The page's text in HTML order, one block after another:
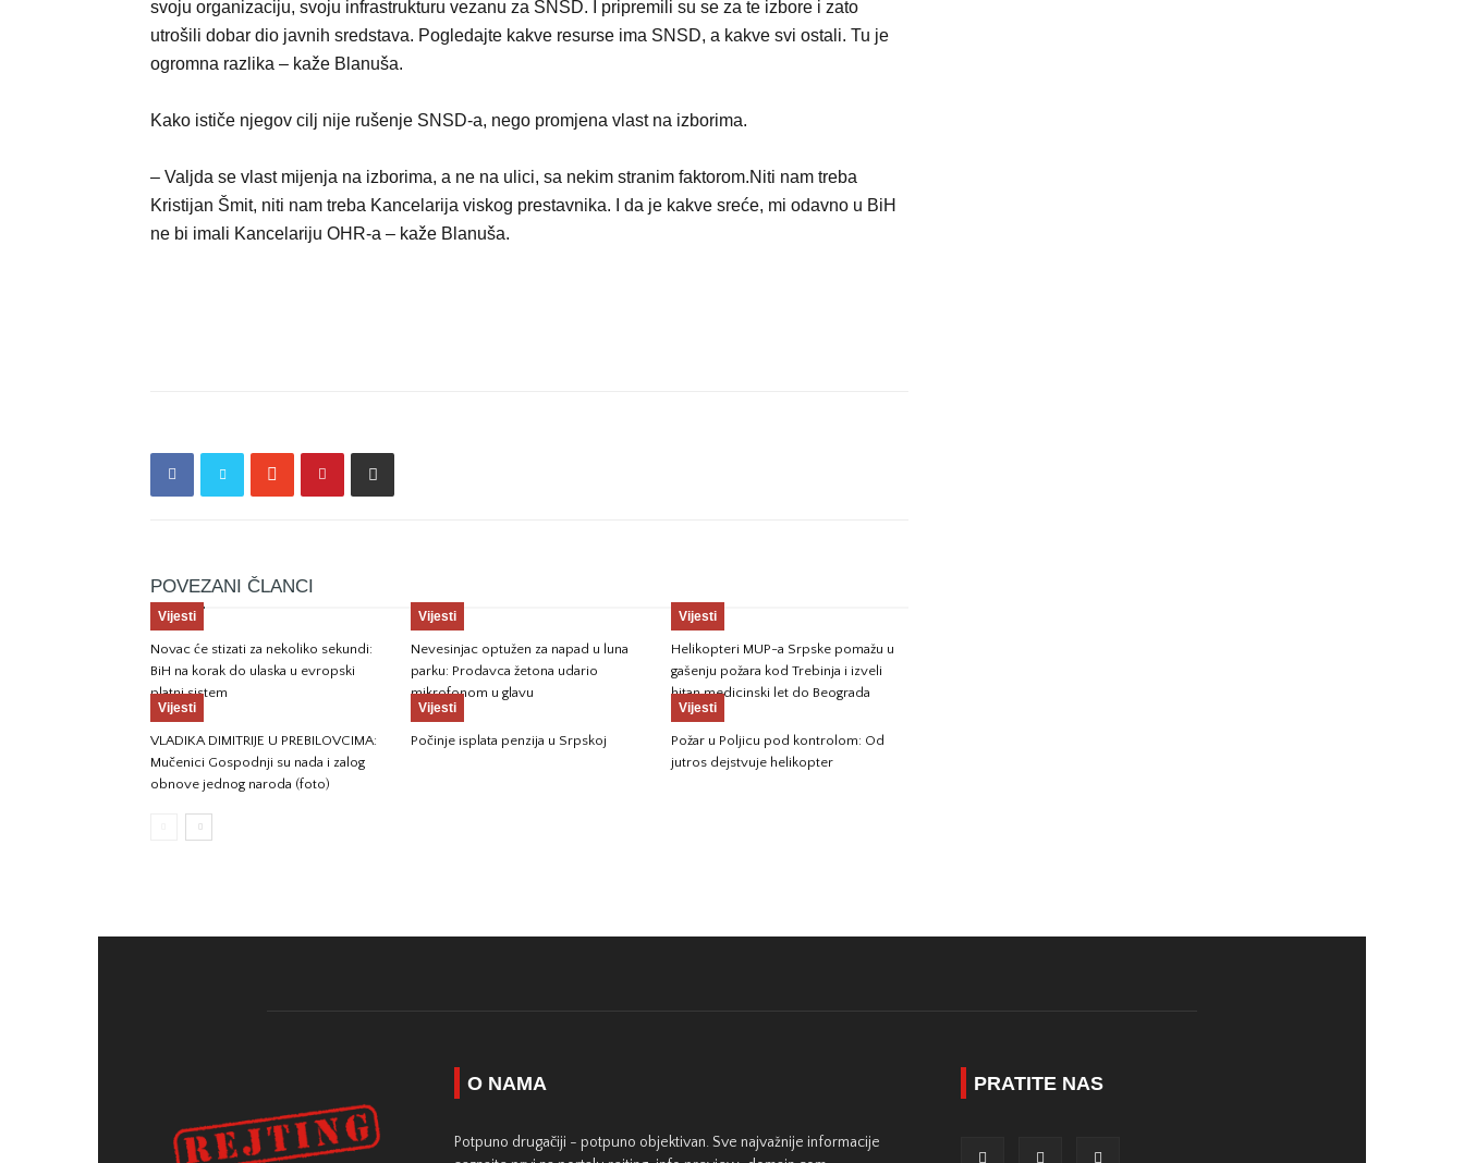
svoju organizaciju, svoju infrastrukturu vezanu za SNSD. I pripremili su se za te izbore i zato
utrošili dobar dio javnih sredstava. Pogledajte kakve resurse ima SNSD, a kakve svi ostali. Tu je
ogromna razlika – kaže Blanuša.
Kako ističe njegov cilj nije rušenje SNSD-a, nego promjena vlast na izborima.
– Valjda se vlast mijenja na izborima, a ne na ulici, sa nekim stranim faktorom.Niti nam treba
Kristijan Šmit, niti nam treba Kancelarija viskog prestavnika. I da je kakve sreće, mi odavno u BiH
ne bi imali Kancelariju OHR-a – kaže Blanuša.
POVEZANI ČLANCI
Vijesti
Novac će stizati za nekoliko sekundi:
BiH na korak do ulaska u evropski
platni sistem
Vijesti
Nevesinjac optužen za napad u luna
parku: Prodavca žetona udario
mikrofonom u glavu
Vijesti
Helikopteri MUP-a Srpske pomažu u
gašenju požara kod Trebinja i izveli
hitan medicinski let do Beograda
Vijesti
VLADIKA DIMITRIJE U PREBILOVCIMA:
Mučenici Gospodnji su nada i zalog
obnove jednog naroda (foto)
Vijesti
Počinje isplata penzija u Srpskoj
Vijesti
Požar u Poljicu pod kontrolom: Od
jutros dejstvuje helikopter
O NAMA
Potpuno drugačiji - potpuno objektivan. Sve najvažnije informacije
PRATITE NAS